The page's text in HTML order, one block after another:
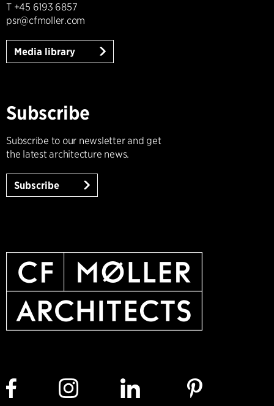
T +45 6193 6857
psr@cfmoller.com
Media library
Subscribe
Subscribe to our newsletter and get
the latest architecture news.
Subscribe